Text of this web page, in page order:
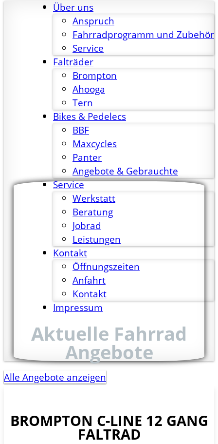
Über uns
Anspruch
Fahrradprogramm und Zubehör
Service
Falträder
Brompton
Ahooga
Tern
Bikes & Pedelecs
BBF
Maxcycles
Panter
Angebote & Gebrauchte
Service
Werkstatt
Beratung
Jobrad
Leistungen
Kontakt
Öffnungszeiten
Anfahrt
Kontakt
Impressum
Aktuelle Fahrrad
Angebote
Alle Angebote anzeigen
BROMPTON C-LINE 12 GANG
FALTRAD